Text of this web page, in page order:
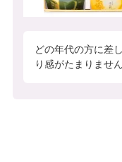
どの年代の方に差
り感がたまりません